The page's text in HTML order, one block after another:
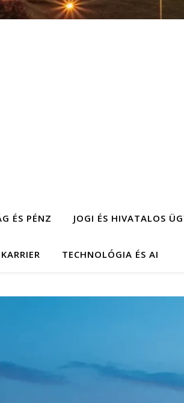
ÉS PÉNZ JOGI ÉS HIVATALOS
TECHNOLÓGIA ÉS AI